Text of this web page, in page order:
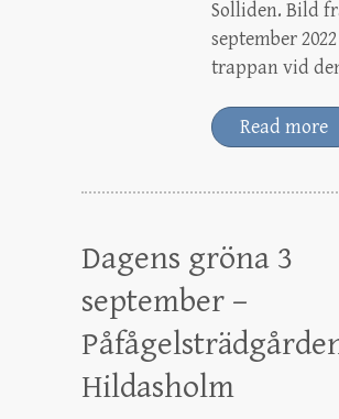
Solliden. Bild
september
trappan vid
Read more
Dagens gröna 3
september –
Hildasholm